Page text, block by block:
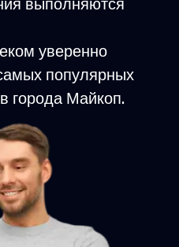
выполняются
уверенно
популярных
города Майкоп.